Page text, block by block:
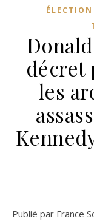
décret
les
Publié par France Soir le 25 janvier 2025 Allons-nous (enfin)